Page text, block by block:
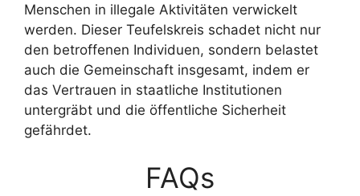
Menschen in illegale Aktivitäten verwickelt
werden. Dieser Teufelskreis schadet nicht nur
den betroffenen Individuen, sondern belastet
auch die Gemeinschaft insgesamt, indem er
das Vertrauen in staatliche Institutionen
untergräbt und die öffentliche Sicherheit
gefährdet.
FAQs